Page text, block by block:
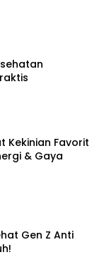
Kekinian Favorit
Gen Z Anti